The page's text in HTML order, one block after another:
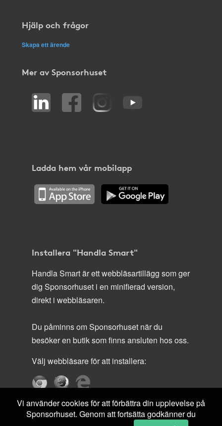
Hjälp och frågor
Skapa ett ärende
Mer av Sponsorhuset
Ladda hem vår mobilapp
Installera "Handla Smart"
Handla Smart är ett webbläsartillägg som ger
dig Sponsorhuset i en minifierad version,
direkt i webbläsaren.
Du påminns om Sponsorhuset när du
besöker en butik som finns ansluten hos oss.
Välj webbläsare för att installera:
Vi använder cookies för att förbättra din upplevelse på
Sponsorhuset. Genom att fortsätta godkänner du